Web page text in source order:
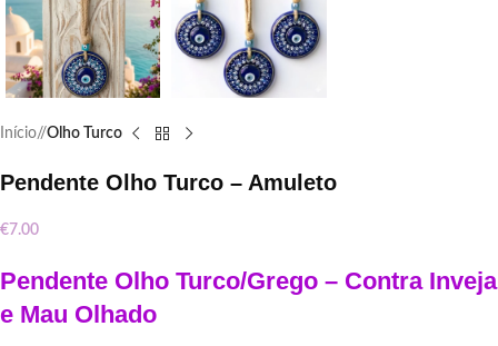
Início/ Olho Turco
Pendente Olho Turco – Amuleto
€7.00
Pendente Olho Turco/Grego – Contra Inveja
e Mau Olhado